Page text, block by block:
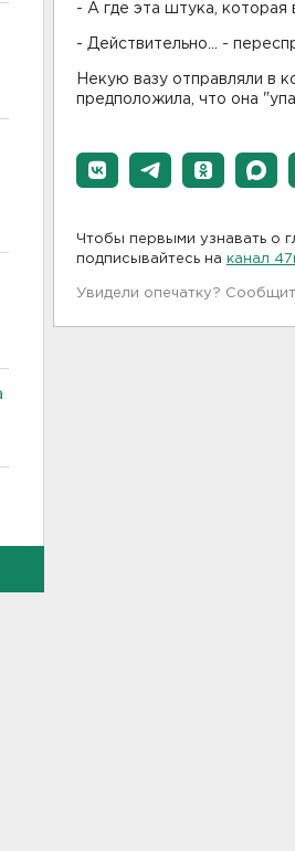
- А где эта штука, которая
- Действительно... -
Некую вазу отправляли в
предположила, что она
Чтобы первыми узнавать о
подписывайтесь на канал
Увидели опечатку?